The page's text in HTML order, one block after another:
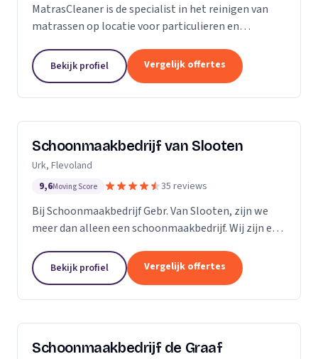
MatrasCleaner is de specialist in het reinigen van
matrassen op locatie voor particulieren en
desinfectie van de matrassen wordt alle vervuiling...
Bekijk profiel Vergelijk offertes
Schoonmaakbedrijf van Slooten
Urk, Flevoland
9,6Moving Score 35 reviews
Bij Schoonmaakbedrijf Gebr. Van Slooten, zijn we
meer dan alleen een schoonmaakbedrijf. Wij zijn een
om uw omgeving schoon, fris en gastvrij te...
Bekijk profiel Vergelijk offertes
Schoonmaakbedrijf de Graaf